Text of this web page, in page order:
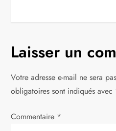
g
a
t
i
Laisser un
Votre adresse e-mail ne sera
obligatoires sont indiqués avec
Commentaire *